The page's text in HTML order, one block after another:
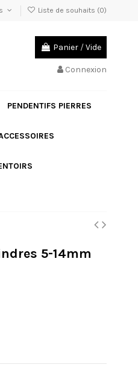
Liste de souhaits (0)
Panier /Vide
Connexion
PENDENTIFS PIERRES
5-14mm